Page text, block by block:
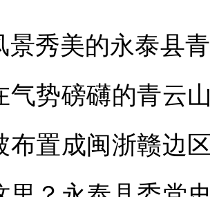
美的永泰县青
气势磅礴的青云
布置成闽浙赣边